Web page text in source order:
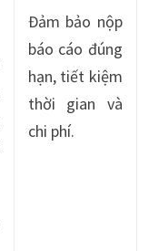
Đảm bảo nộp
báo cáo đúng
hạn, tiết kiệm
thời gian và
chi phí.